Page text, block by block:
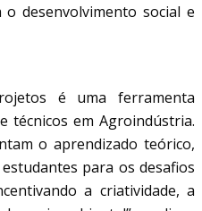
desenvolvimento social e
é uma ferramenta
técnicos em Agroindústria.
o aprendizado teórico,
para os desafios
a criatividade, a